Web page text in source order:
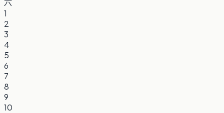
1
2
3
4
5
6
7
8
9
10